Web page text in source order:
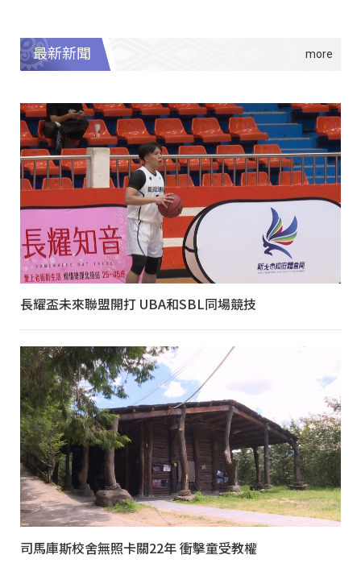
最新新聞
長耀盃未來聯盟開打 UBA和SBL同場競技
司馬庫斯校舍無照卡關22年 衝擊童受教權